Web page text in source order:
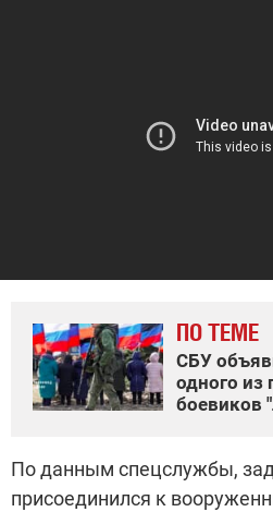
ПО ТЕМЕ
СБУ
одного из
боевиков
По данным спецслужбы,
присоединился к